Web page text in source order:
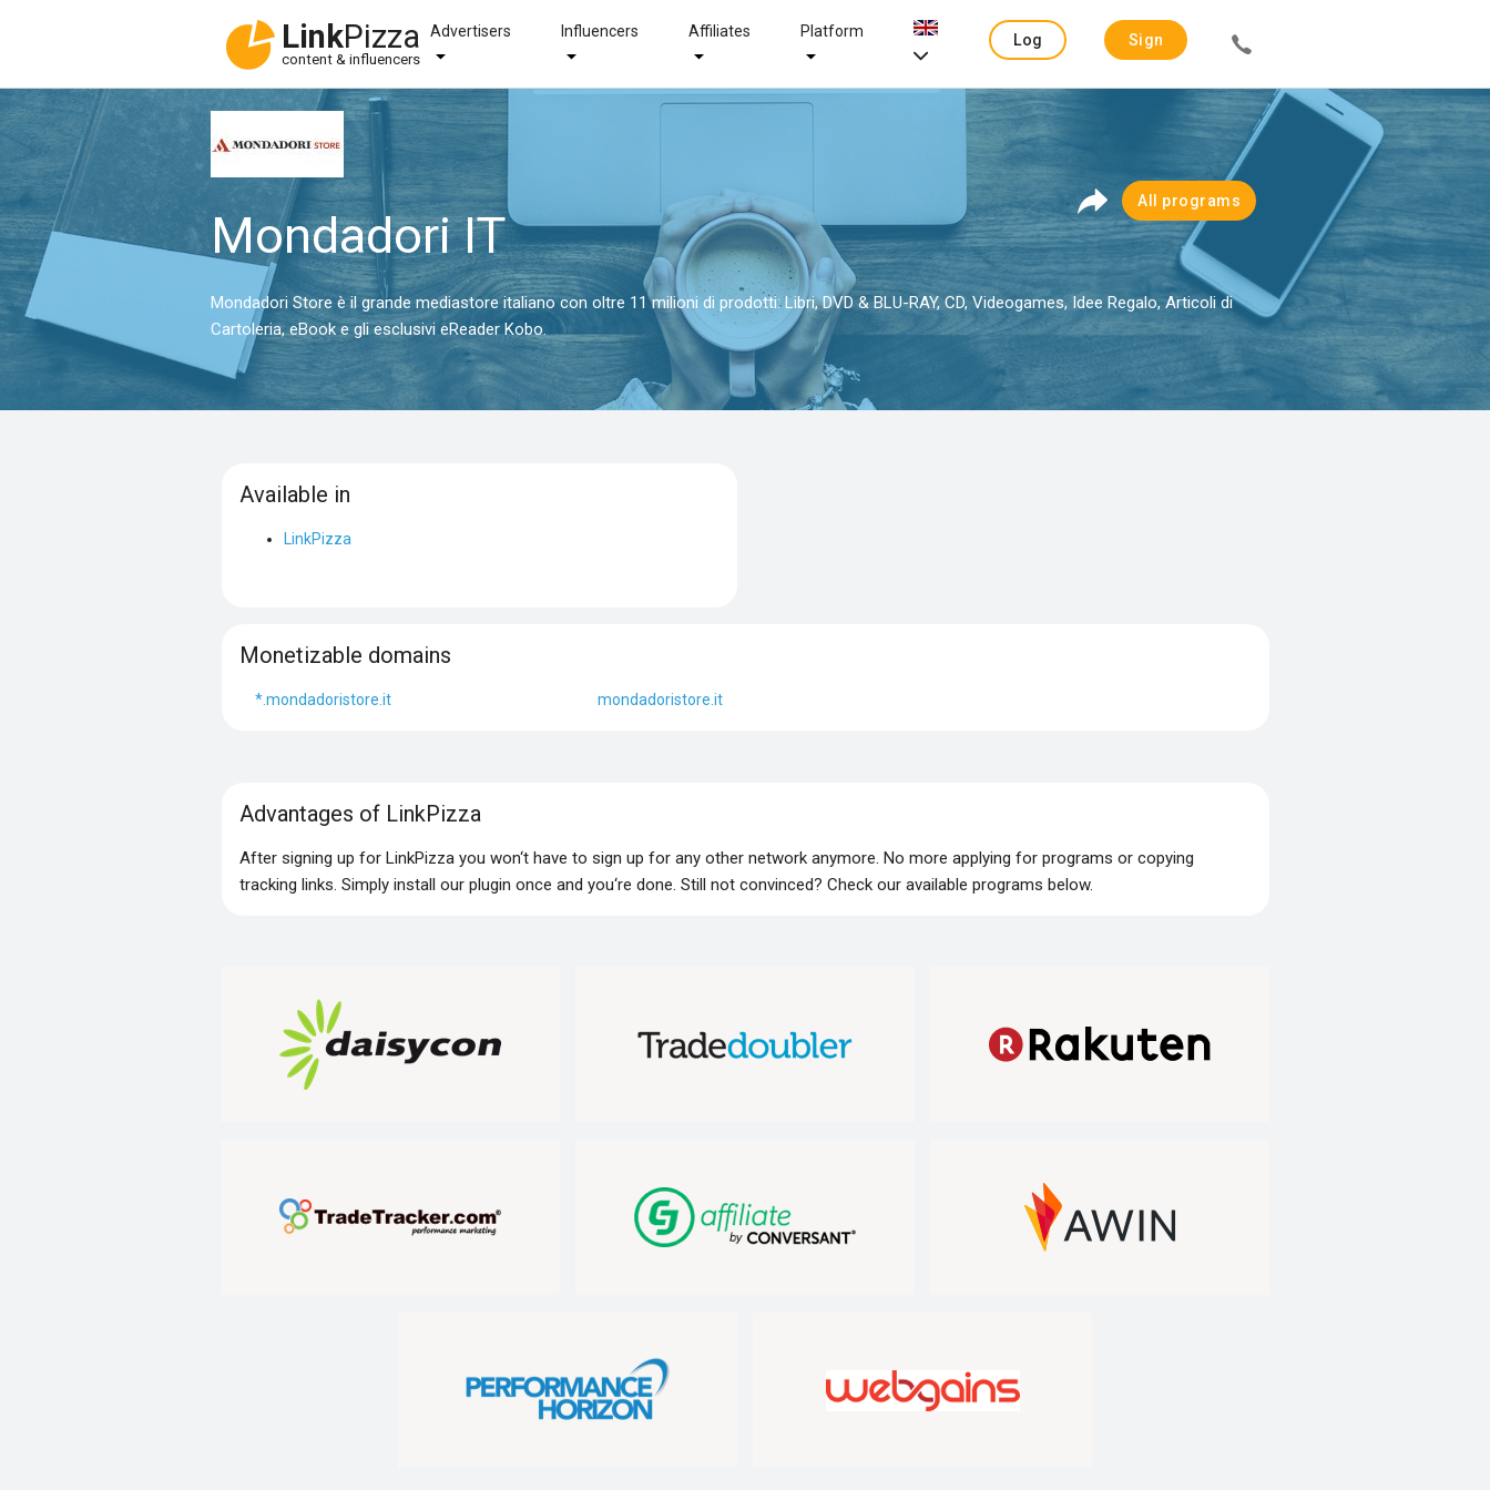
LinkPizza
content & influencers
Advertisers Influencers Affiliates Platform
Log
Sign
Mondadori IT
All programs
Mondadori Store è il grande mediastore italiano con oltre 11 milioni di prodotti: Libri, DVD & BLU-RAY, CD, Videogames, Idee Regalo, Articoli di
Cartoleria, eBook e gli esclusivi eReader Kobo.
Available in
LinkPizza
Monetizable domains
*.mondadoristore.it mondadoristore.it
Advantages of LinkPizza
After signing up for LinkPizza you won‘t have to sign up for any other network anymore. No more applying for programs or copying
tracking links. Simply install our plugin once and you‘re done. Still not convinced? Check our available programs below.